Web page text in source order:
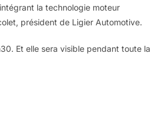
la technologie moteur
président de Ligier Automotive.
Et elle sera visible pendant toute la